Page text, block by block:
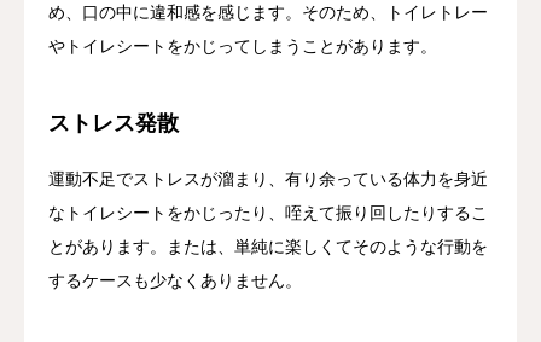
め、口の中に違和感を感じます。そのため、トイレトレー
やトイレシートをかじってしまうことがあります。
ストレス発散
運動不足でストレスが溜まり、有り余っている体力を身近
なトイレシートをかじったり、咥えて振り回したりするこ
とがあります。または、単純に楽しくてそのような行動を
するケースも少なくありません。